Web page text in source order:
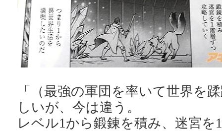
「（最強の軍団を率いて世界を
しいが、今は違う。
レベル1から鍛錬を積み、迷宮を